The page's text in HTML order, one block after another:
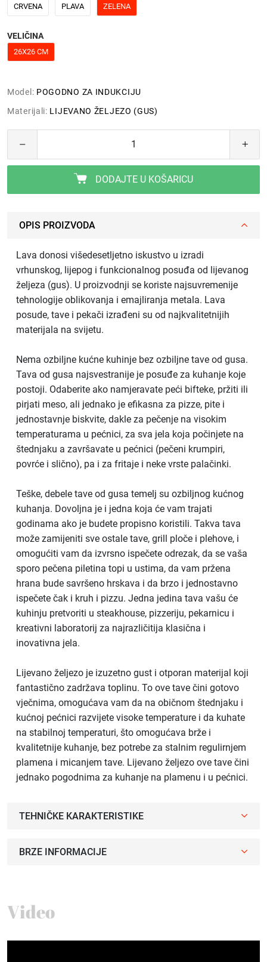
CRVENA PLAVA ZELENA
VELIČINA
26X26 CM
Model: POGODNO ZA INDUKCIJU
Materijali: LIJEVANO ŽELJEZO (GUS)
DODAJTE U KOŠARICU
OPIS PROIZVODA
Lava donosi višedesetljetno iskustvo u izradi
vrhunskog, lijepog i funkcionalnog posuđa od lijevanog
željeza (gus). U proizvodnji se koriste najsuvremenije
tehnologije oblikovanja i emajliranja metala. Lava
posude, tave i pekači izrađeni su od najkvalitetnijih
materijala na svijetu.
Nema ozbiljne kućne kuhinje bez ozbiljne tave od gusa.
Tava od gusa najsvestranije je posuđe za kuhanje koje
postoji. Odaberite ako namjeravate peći bifteke, pržiti ili
pirjati meso, ali jednako je efikasna za pizze, pite i
jednostavnje biskvite, dakle za pečenje na visokim
temperaturama u pećnici, za sva jela koja počinjete na
štednjaku a završavate u pećnici (pečeni krumpiri,
povrće i slično), pa i za fritaje i neke vrste palačinki.
Teške, debele tave od gusa temelj su ozbiljnog kućnog
kuhanja. Dovoljna je i jedna koja će vam trajati
godinama ako je budete propisno koristili. Takva tava
može zamijeniti sve ostale tave, grill ploče i plehove, i
omogućiti vam da izvrsno ispečete odrezak, da se vaša
sporo pečena piletina topi u ustima, da vam pržena
hrana bude savršeno hrskava i da brzo i jednostavno
ispečete čak i kruh i pizzu. Jedna jedina tava vašu će
kuhinju pretvoriti u steakhouse, pizzeriju, pekarnicu i
kreativni laboratorij za najrazličitija klasična i
inovativna jela.
Lijevano željezo je izuzetno gust i otporan materijal koji
fantastično zadržava toplinu. To ove tave čini gotovo
vječnima, omogućava vam da na običnom štednjaku i
kućnoj pećnici razvijete visoke temperature i da kuhate
na stabilnoj temperaturi, što omogućava brže i
kvalitetnije kuhanje, bez potrebe za stalnim regulirnjem
plamena i micanjem tave. Lijevano željezo ove tave čini
jednako pogodnima za kuhanje na plamenu i u pećnici.
TEHNIČKE KARAKTERISTIKE
BRZE INFORMACIJE
Video